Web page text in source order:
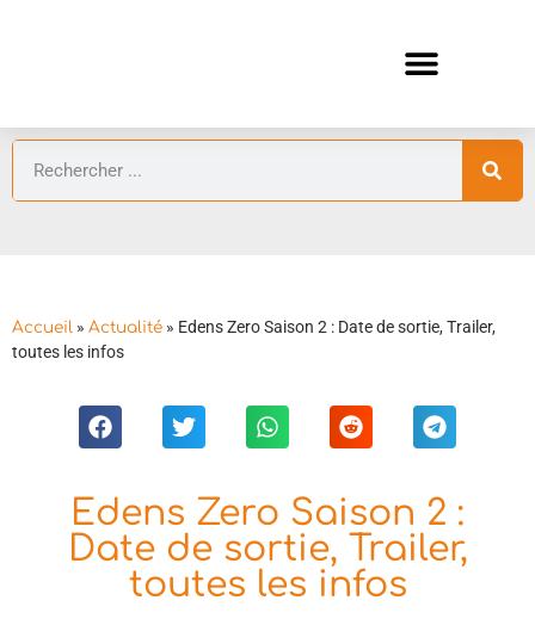
Accueil » Actualité » Edens Zero Saison 2 : Date de sortie, Trailer,
toutes les infos
Edens Zero Saison 2 :
Date de sortie, Trailer,
toutes les infos